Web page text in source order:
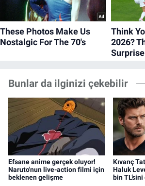
Bunlar da ilginizi çekebilir
Efsane anime gerçek oluyor!
Naruto'nun live-action filmi için
beklenen gelişme
Kıvanç
Haluk
bin